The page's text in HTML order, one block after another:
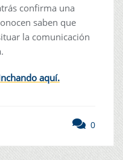
confirma una
saben que
la comunicación
aquí.
0